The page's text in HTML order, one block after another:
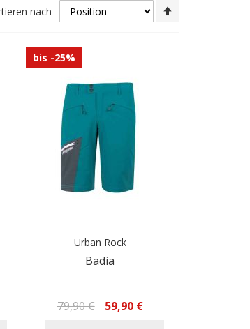
nach
bis -25%
Urban Rock
Badia
79,90 € 59,90 €